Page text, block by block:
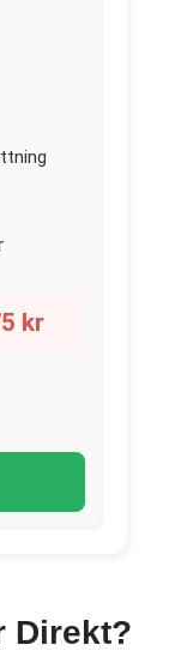
kr
Direkt?